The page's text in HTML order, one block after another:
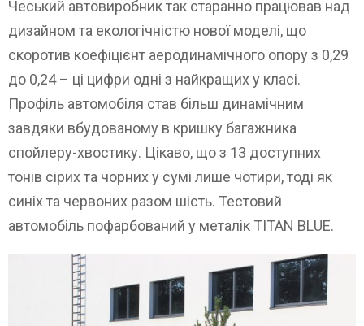
Чеський автовиробник так старанно працював над
дизайном та екологічністю нової моделі, що
скоротив коефіцієнт аеродинамічного опору з 0,29
до 0,24 – ці цифри одні з найкращих у класі.
Профіль автомобіля став більш динамічним
завдяки вбудованому в кришку багажника
спойлеру-хвостику. Цікаво, що з 13 доступних
тонів сірих та чорних у сумі лише чотири, тоді як
синіх та червоних разом шість. Тестовий
автомобіль пофарбований у металік TITAN BLUE.